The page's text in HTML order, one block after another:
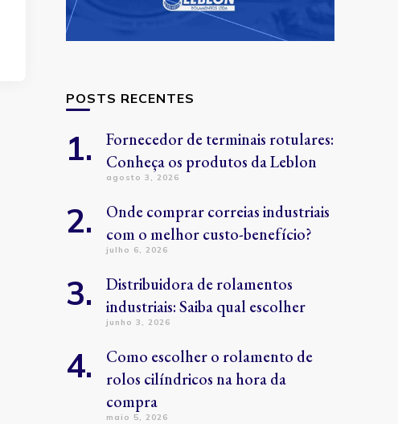
POSTS RECENTES
Fornecedor de terminais rotulares:
Conheça os produtos da Leblon
agosto 3, 2026
Onde comprar correias industriais
com o melhor custo-benefício?
julho 6, 2026
Distribuidora de rolamentos
industriais: Saiba qual escolher
junho 3, 2026
Como escolher o rolamento de
rolos cilíndricos na hora da
compra
maio 5, 2026